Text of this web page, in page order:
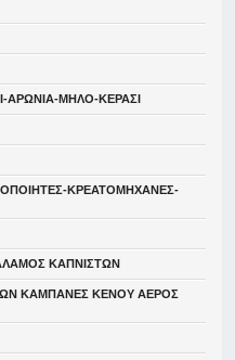
ΑΡΩΝΙΑ-ΜΗΛΟ-ΚΕΡΑΣΙ
ΚΡΕΑΤΟΜΗΧΑΝΕΣ-
ΚΑΠΝΙΣΤΩΝ
ΚΑΜΠΑΝΕΣ ΚΕΝΟΥ ΑΕΡΟΣ